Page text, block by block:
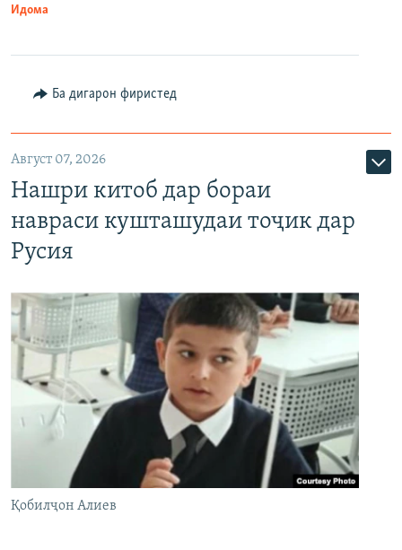
Идома
Ба дигарон фиристед
Август 07, 2026
Нашри китоб дар бораи
навраси кушташудаи тоҷик дар
Русия
Қобилҷон Алиев